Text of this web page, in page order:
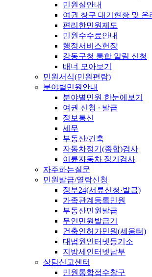
민원실안내
여권 창구 대기현황 및 온
편리한민원제도
민원수수료안내
행정서비스헌장
강동구청 통합 알림 신청
배너 모아보기
민원서식(민원편람)
분야별민원안내
분야별민원 한눈에보기
여권 신청 ∙ 발급
정보통신
세무
부동산/건축
자동차정기(종합)검사
이륜자동차 정기검사
자주하는질문
민원발급/열람신청
정부24(서류신청·발급)
가족관계등록민원
부동산민원발급
무인민원발급기
건축인허가민원(세움터)
대법원인터넷등기소
지방세인터넷납부
상담신고센터
민원통합접수창구